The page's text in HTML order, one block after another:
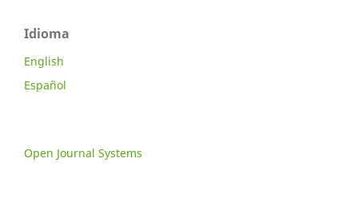
Idioma
English
Español
Open Journal Systems